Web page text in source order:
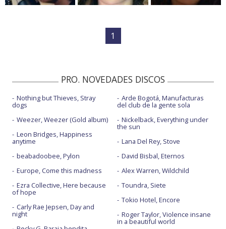
1
PRO. NOVEDADES DISCOS
Nothing but Thieves, Stray
dogs
Weezer, Weezer (Gold album)
Leon Bridges, Happiness
anytime
beabadoobee, Pylon
Europe, Come this madness
Ezra Collective, Here because
of hope
Carly Rae Jepsen, Day and
night
Arde Bogotá, Manufacturas
del club de la gente sola
Nickelback, Everything under
the sun
Lana Del Rey, Stove
David Bisbal, Eternos
Alex Warren, Wildchild
Toundra, Siete
Tokio Hotel, Encore
Roger Taylor, Violence insane
in a beautiful world